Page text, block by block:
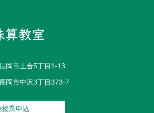
岡市土合5丁目1-13
岡市中沢3丁目373-7
授業申込